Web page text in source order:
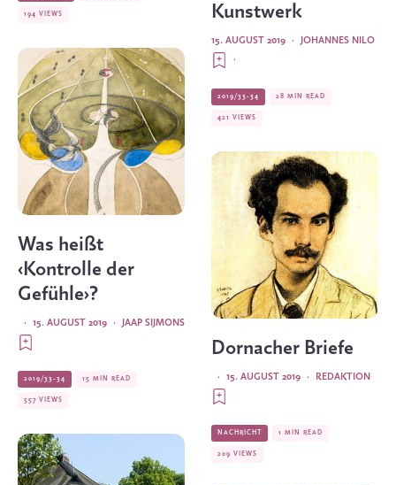
194 VIEWS
Was heißt
‹Kontrolle der
Gefühle›?
JAAP SIJMONS
·
15. AUGUST 2019
·
2019/33-34 15 MIN READ
557 VIEWS
Kunstwerk
JOHANNES NILO
·
15. AUGUST 2019
·
2019/33-34 28 MIN READ
421 VIEWS
Dornacher Briefe
REDAKTION
·
15. AUGUST 2019
·
NACHRICHT 1 MIN READ
209 VIEWS